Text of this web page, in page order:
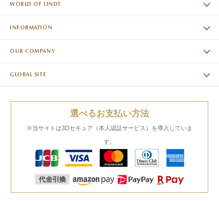
WORLD OF LINDT
INFORMATION
OUR COMPANY
GLOBAL SITE
選べるお支払い方法
※当サイトは3Dセキュア（本人認証サービス）を導入していま
す。